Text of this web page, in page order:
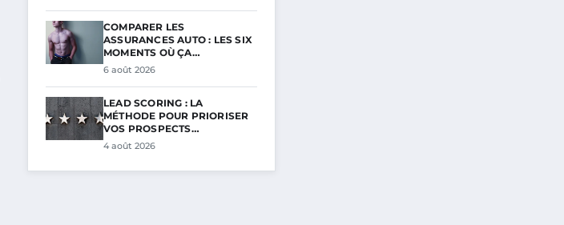
COMPARER LES
ASSURANCES AUTO : LES SIX
MOMENTS OÙ ÇA…
6 août 2026
LEAD SCORING : LA
MÉTHODE POUR PRIORISER
VOS PROSPECTS…
4 août 2026